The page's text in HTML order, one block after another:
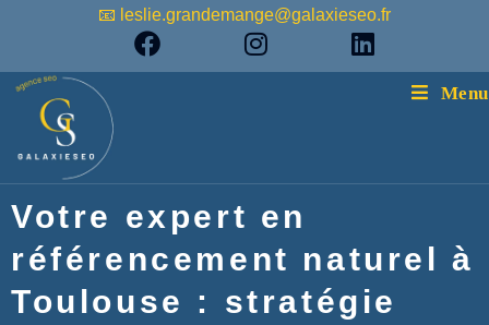
📧 leslie.grandemange@galaxieseo.fr
Menu
Votre expert en
référencement naturel à
Toulouse : stratégie